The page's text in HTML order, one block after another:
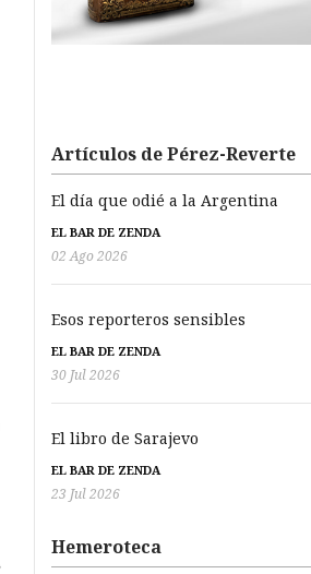
Artículos de Pérez-Reverte
El día que odié a la Argentina
EL BAR DE ZENDA
02 Ago 2026
Esos reporteros sensibles
EL BAR DE ZENDA
30 Jul 2026
El libro de Sarajevo
EL BAR DE ZENDA
23 Jul 2026
Hemeroteca